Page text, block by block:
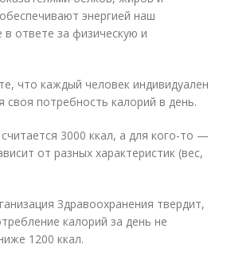
энергией наш
ответе за физическую и
что каждый человек индивидуален
своя потребность калорий в день.
3000 ккал, а для кого-то —
от разных характеристик (вес,
Здравоохранения твердит,
калорий за день не
1200 ккал.